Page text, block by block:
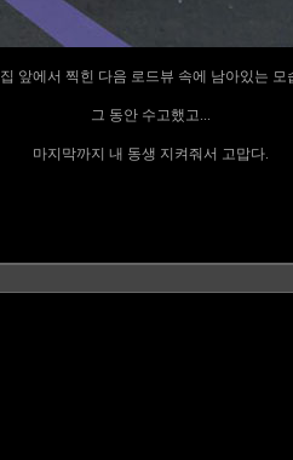
집 앞에서 찍힌 다음 로드뷰 속에 남아있는 모
그 동안 수고했고...
마지막까지 내 동생 지켜줘서 고맙다.